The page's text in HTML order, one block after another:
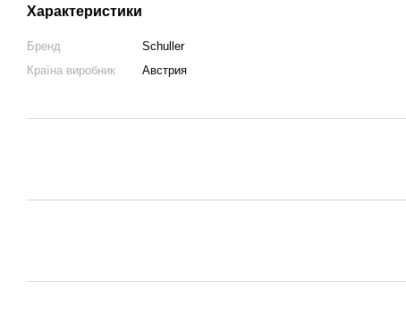
Характеристики
Бренд
Schuller
Країна виробник
Австрия